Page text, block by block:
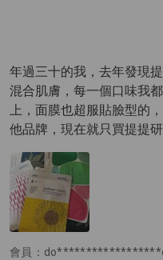
會員：
年過三十的我，去年發現
混合肌膚，每一個口味我
上，面膜也超服貼臉型的
他品牌，現在就只買提提